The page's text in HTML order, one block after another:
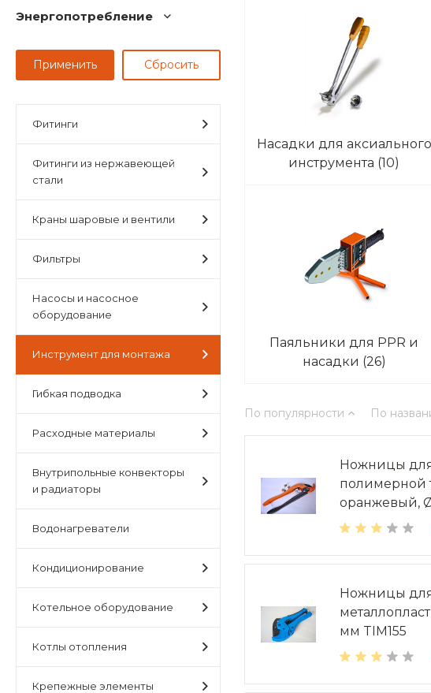
Энергопотребление
Фитинги
Фитинги из нержавеющей
стали
Краны шаровые и вентили
Фильтры
Насосы и насосное
оборудование
Инструмент для монтажа
Гибкая подводка
Расходные материалы
Внутрипольные конвекторы
и радиаторы
Водонагреватели
Кондиционирование
Котельное оборудование
Котлы отопления
Крепежные элементы
Насадки для аксиального
инструмента (10)
Паяльники для PPR и
насадки (26)
По популярности По
Ножницы
полимерной
оранжевый,
Ножницы
мм TIM155